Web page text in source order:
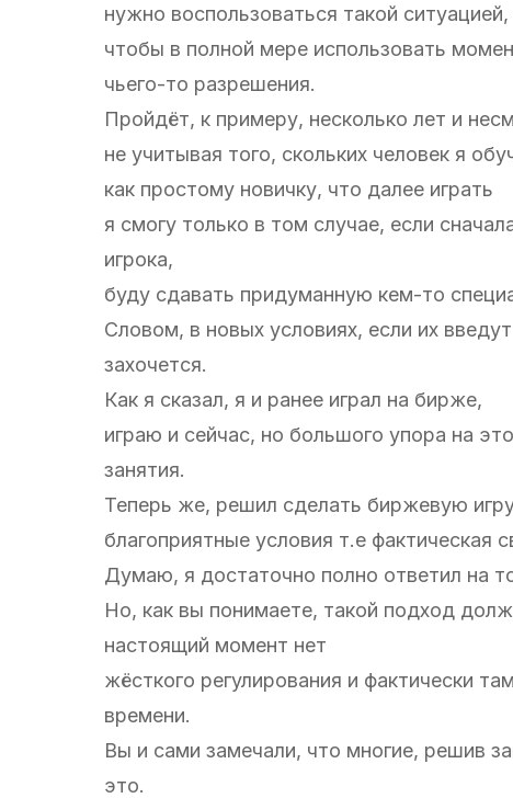
нужно воспользоваться такой
чтобы в полной мере использовать
чьего-то разрешения.
Пройдёт, к примеру, несколько лет и
не учитывая того, скольких человек я
как простому новичку, что далее играть
я смогу только в том случае, если
игрока,
буду сдавать придуманную кем-то
Словом, в новых условиях, если их
захочется.
Как я сказал, я и ранее играл на бирже,
играю и сейчас, но большого упора на
занятия.
Теперь же, решил сделать биржевую
благоприятные условия т.е фактическая
Думаю, я достаточно полно ответил на
Но, как вы понимаете, такой подход
настоящий момент нет
жёсткого регулирования и фактически
времени.
Вы и сами замечали, что многие, решив
это.